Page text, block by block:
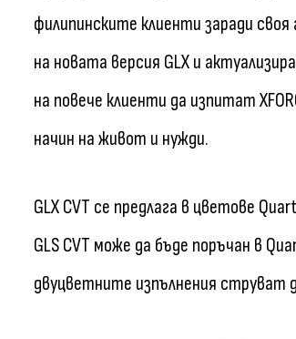
филипинските клиенти заради
на новата версия GLX и
на повече клиенти да изпитат
начин на живот и нужди.
GLX CVT се предлага в цветове
GLS CVT може да бъде поръчан в
двуцветните изпълнения струват